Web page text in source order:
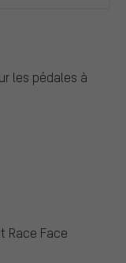
les pédales à
Race Face